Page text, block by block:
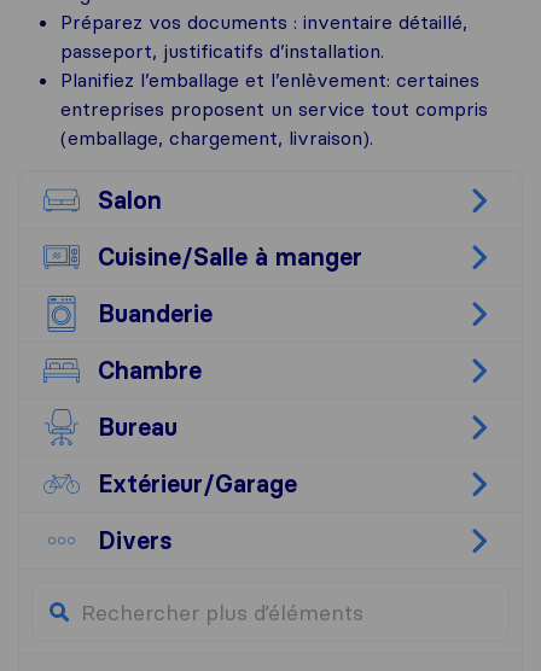
Préparez vos documents : inventaire détaillé,
passeport, justificatifs d’installation.
Planifiez l’emballage et l’enlèvement: certaines
entreprises proposent un service tout compris
(emballage, chargement, livraison).
Salon
Cuisine/​Salle à manger
Buanderie
Chambre
Bureau
Extérieur/​Garage
Divers